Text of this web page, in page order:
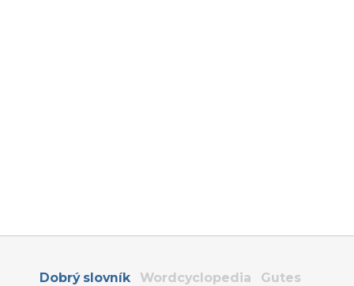
Dobrý slovník Wordcyclopedia
Gutes